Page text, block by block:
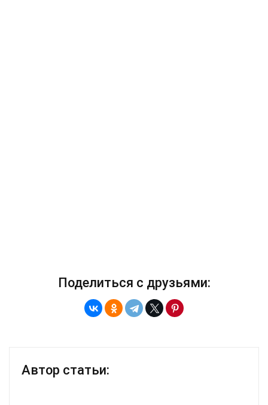
Поделиться с друзьями:
Автор статьи: